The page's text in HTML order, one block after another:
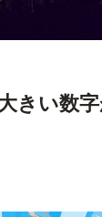
きい数